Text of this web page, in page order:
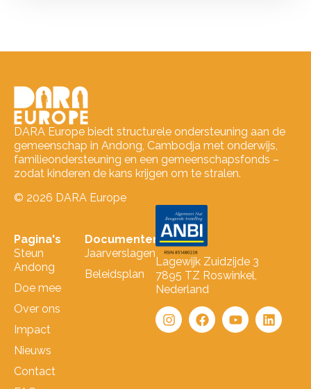
DARA Europe biedt structurele ondersteuning aan de
gemeenschap in Andong, Cambodja met onderwijs,
familieondersteuning en een gemeenschapsfonds –
zodat kinderen de kans krijgen om te stralen.
© 2026 DARA Europe
Pagina's
Steun
Andong
Doe mee
Over ons
Impact
Nieuws
Contact
Documenten
Jaarverslagen
Beleidsplan
Lagewijk Zuidzijde 3
7895 TZ Roswinkel,
Nederland